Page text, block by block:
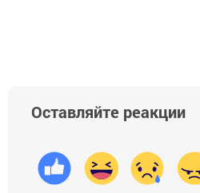
Оставляйте реакции